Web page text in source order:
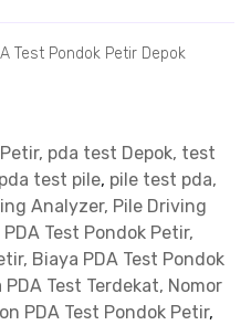
Test Pondok Petir Depok
pda test Depok, test
test pile, pile test pda,
Analyzer, Pile Driving
Test Pondok Petir,
Biaya PDA Test Pondok
PDA Test Terdekat, Nomor
PDA Test Pondok Petir,